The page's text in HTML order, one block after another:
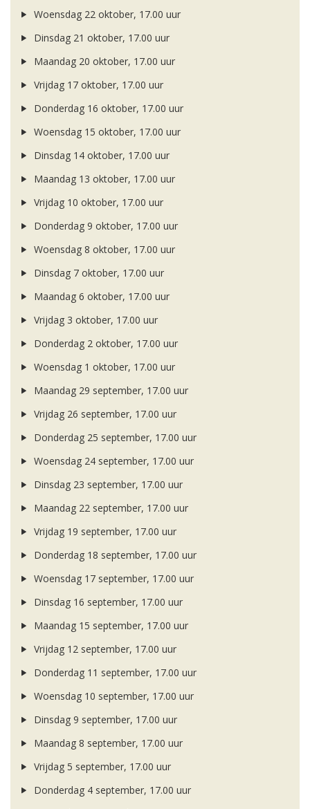
Woensdag 22 oktober, 17.00 uur
Dinsdag 21 oktober, 17.00 uur
Maandag 20 oktober, 17.00 uur
Vrijdag 17 oktober, 17.00 uur
Donderdag 16 oktober, 17.00 uur
Woensdag 15 oktober, 17.00 uur
Dinsdag 14 oktober, 17.00 uur
Maandag 13 oktober, 17.00 uur
Vrijdag 10 oktober, 17.00 uur
Donderdag 9 oktober, 17.00 uur
Woensdag 8 oktober, 17.00 uur
Dinsdag 7 oktober, 17.00 uur
Maandag 6 oktober, 17.00 uur
Vrijdag 3 oktober, 17.00 uur
Donderdag 2 oktober, 17.00 uur
Woensdag 1 oktober, 17.00 uur
Maandag 29 september, 17.00 uur
Vrijdag 26 september, 17.00 uur
Donderdag 25 september, 17.00 uur
Woensdag 24 september, 17.00 uur
Dinsdag 23 september, 17.00 uur
Maandag 22 september, 17.00 uur
Vrijdag 19 september, 17.00 uur
Donderdag 18 september, 17.00 uur
Woensdag 17 september, 17.00 uur
Dinsdag 16 september, 17.00 uur
Maandag 15 september, 17.00 uur
Vrijdag 12 september, 17.00 uur
Donderdag 11 september, 17.00 uur
Woensdag 10 september, 17.00 uur
Dinsdag 9 september, 17.00 uur
Maandag 8 september, 17.00 uur
Vrijdag 5 september, 17.00 uur
Donderdag 4 september, 17.00 uur